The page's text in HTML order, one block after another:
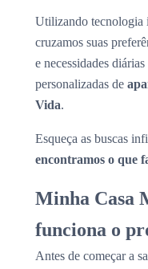
Utilizando tecnologia
cruzamos suas
e necessidades
personalizadas de
Vida.
Esqueça as buscas
encontramos o que
Minha Casa
funciona o
Antes de começar a